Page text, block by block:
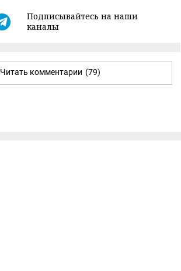
Подписывайтесь на наши
каналы
Читать комментарии (79)